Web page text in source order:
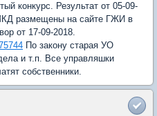
конкурс. Результат от 05-09-
размещены на сайте ГЖИ в
от 17-09-2018.
По закону старая УО
и т.п. Все управляшки
собственники.